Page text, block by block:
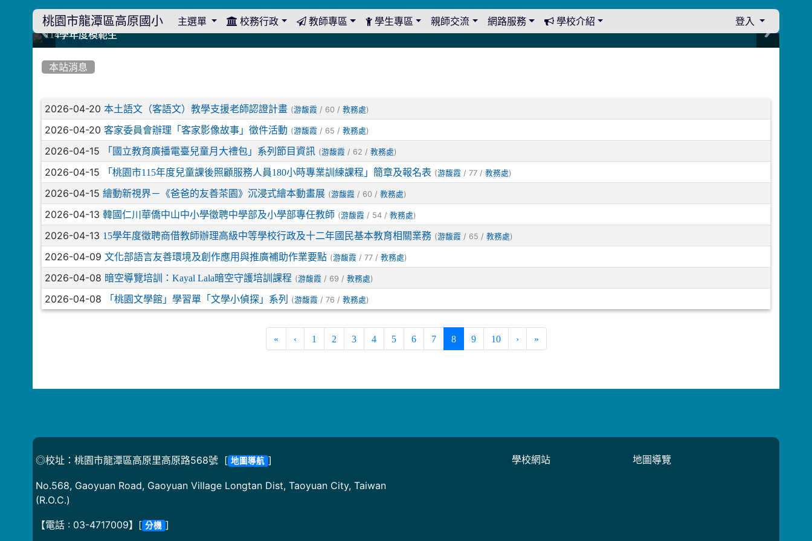
桃園市龍潭區高原國小 主選單 校務行政 教師專區 學生專區 親師交流 網路服務 學校介紹
登入
114學年度模範生
114學年度模範生
高原110 追夢向前行
高原110 追夢向前行
橄欖樹群
橄欖樹群
本站消息
文章列表
2026-04-20 本土語文（客語文）教學支援老師認證計畫 (游馥霞 / 60 / 教務處)
2026-04-20 客家委員會辦理「客家影像故事」徵件活動 (游馥霞 / 65 / 教務處)
2026-04-15 「國立教育廣播電臺兒童月大禮包」系列節目資訊 (游馥霞 / 62 / 教務處)
2026-04-15 「桃園市115年度兒童課後照顧服務人員180小時專業訓練課程」簡章及報名表 (游馥霞 / 77 / 教務處)
2026-04-15 繪動新視界－《爸爸的友善茶園》沉浸式繪本動畫展 (游馥霞 / 60 / 教務處)
2026-04-13 韓國仁川華僑中山中小學徵聘中學部及小學部專任教師 (游馥霞 / 54 / 教務處)
2026-04-13 15學年度徵聘商借教師辦理高級中等學校行政及十二年國民基本教育相關業務 (游馥霞 / 65 / 教務處)
2026-04-09 文化部語言友善環境及創作應用與推廣補助作業要點 (游馥霞 / 77 / 教務處)
2026-04-08 暗空導覽培訓：Kayal Lala暗空守護培訓課程 (游馥霞 / 69 / 教務處)
2026-04-08 「桃園文學館」學習單「文學小偵探」系列 (游馥霞 / 76 / 教務處)
« ‹ 1 2 3 4 5 6 7 8(current)
9 10 › »
◎校址：桃園市龍潭區高原里高原路568號 [ 地圖導航 ]
No.568, Gaoyuan Road, Gaoyuan Village Longtan Dist, Taoyuan City, Taiwan
(R.O.C.)
【電話 : 03-4717009】[ 分機 ]
學校網站 地圖導覽